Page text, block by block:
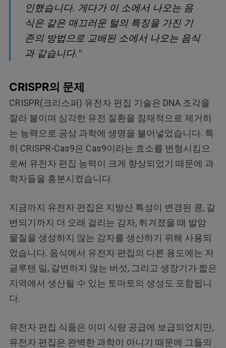
인했습니다. 게다가 이 소에서 나오는 음
식은 같은 매끄러운 털의 특징을 가진 기
존의 방법으로 교배된 소에서 나오는 음식
과 같습니다."
CRISPR의 문제
CRISPR(크리스퍼) 유전자 편집 기술은 DNA 조각을
잘라 붙이며 심각한 유전 질환을 잠재적으로 제거하
는 능력으로 공상 과학에 생명을 불어넣었습니다. 특
히 CRISPR-Cas9은 Cas9이라는 효소를 변형시킴으
로써 유전자 편집 능력이 크게 향상되었기 때문에 과
학자들을 흥분시켰습니다.
지금까지 유전자 편집은 지방산 특성이 변경된 콩, 갈
변되기까지 더 오래 걸리는 감자, 튀겨졌을 때 발암
물질을 생성하지 않는 감자를 생산하기 위해 사용되
었습니다. 음식에서 유전자 편집의 다른 용도에는 저
글루텐 밀, 갈변하지 않는 버섯, 그리고 생장기가 짧은
지역에서 생산될 수 있는 토마토의 생성도 포함됩니
다.
유전자 편집 식품은 이미 식량 공급에 보급되었지만,
유전자 편집은 완벽한 과학이 아니기 때문에 그들의